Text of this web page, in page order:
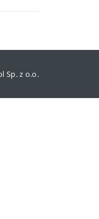
Sp. z o.o.